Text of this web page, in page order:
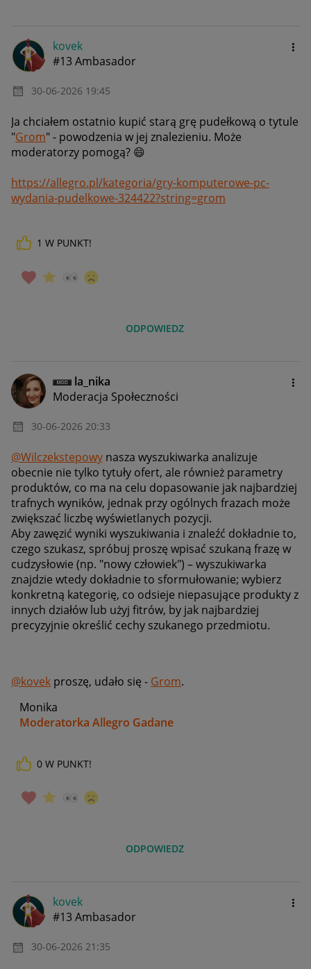
kovek
#13 Ambasador
‎30-06-2026 19:45
Ja chciałem ostatnio kupić starą grę pudełkową o tytule
"Grom" - powodzenia w jej znalezieniu. Może
moderatorzy pomogą? 😄
https://allegro.pl/kategoria/gry-komputerowe-pc-
wydania-pudelkowe-324422?string=grom
1 W PUNKT!
ODPOWIEDZ
la_nika
Moderacja Społeczności
‎30-06-2026 20:33
@Wilczekstepowy nasza wyszukiwarka analizuje
obecnie nie tylko tytuły ofert, ale również parametry
produktów, co ma na celu dopasowanie jak najbardziej
trafnych wyników, jednak przy ogólnych frazach może
zwiększać liczbę wyświetlanych pozycji.
Aby zawęzić wyniki wyszukiwania i znaleźć dokładnie to,
czego szukasz, spróbuj proszę wpisać szukaną frazę w
cudzysłowie (np. "nowy człowiek") – wyszukiwarka
znajdzie wtedy dokładnie to sformułowanie; wybierz
konkretną kategorię, co odsieje niepasujące produkty z
innych działów lub użyj fitrów, by jak najbardziej
precyzyjnie określić cechy szukanego przedmiotu.
@kovek proszę, udało się - Grom.
Monika
Moderatorka Allegro Gadane
0 W PUNKT!
ODPOWIEDZ
kovek
#13 Ambasador
‎30-06-2026 21:35